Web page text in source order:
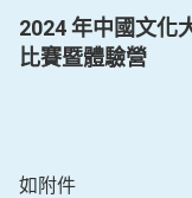
2024 年中國文化
比賽暨體驗營
如附件